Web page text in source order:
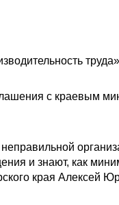
с краевым
и знают, как
края Алексей